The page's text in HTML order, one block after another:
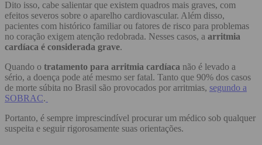
Dito isso, cabe salientar que existem quadros mais graves, com
efeitos severos sobre o aparelho cardiovascular. Além disso,
pacientes com histórico familiar ou fatores de risco para problemas
no coração exigem atenção redobrada. Nesses casos, a arritmia
cardíaca é considerada grave.
Quando o tratamento para arritmia cardíaca não é levado a
sério, a doença pode até mesmo ser fatal. Tanto que 90% dos casos
de morte súbita no Brasil são provocados por arritmias, segundo a
SOBRAC.
Portanto, é sempre imprescindível procurar um médico sob qualquer
suspeita e seguir rigorosamente suas orientações.